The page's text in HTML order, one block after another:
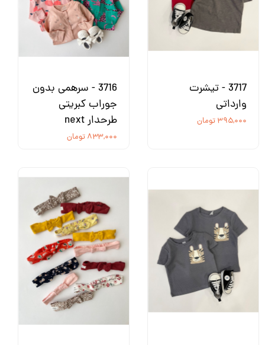
3717 - تیشرت
وارداتی
۳۹۵,۰۰۰ تومان
3716 - سرهمی بدون
جوراب کبریتی
طرحدار next
۸۳۳,۰۰۰ تومان